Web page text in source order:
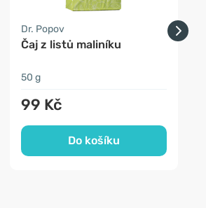
Dr. Popov
Čaj z listů maliníku
50 g
99 Kč
Do košíku